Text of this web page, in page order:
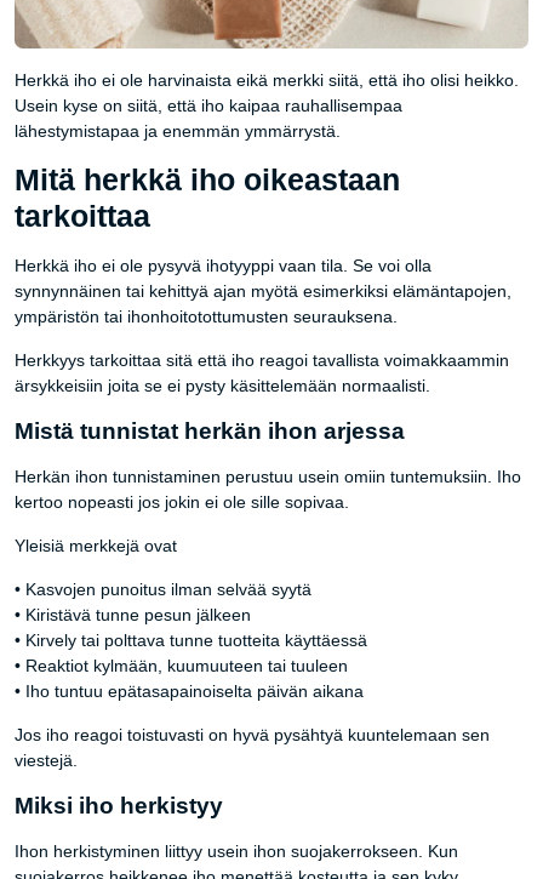
Herkkä iho ei ole harvinaista eikä merkki siitä, että iho olisi heikko.
Usein kyse on siitä, että iho kaipaa rauhallisempaa
lähestymistapaa ja enemmän ymmärrystä.
Mitä herkkä iho oikeastaan
tarkoittaa
Herkkä iho ei ole pysyvä ihotyyppi vaan tila. Se voi olla
synnynnäinen tai kehittyä ajan myötä esimerkiksi elämäntapojen,
ympäristön tai ihonhoitotottumusten seurauksena.
Herkkyys tarkoittaa sitä että iho reagoi tavallista voimakkaammin
ärsykkeisiin joita se ei pysty käsittelemään normaalisti.
Mistä tunnistat herkän ihon arjessa
Herkän ihon tunnistaminen perustuu usein omiin tuntemuksiin. Iho
kertoo nopeasti jos jokin ei ole sille sopivaa.
Yleisiä merkkejä ovat
• Kasvojen punoitus ilman selvää syytä
• Kiristävä tunne pesun jälkeen
• Kirvely tai polttava tunne tuotteita käyttäessä
• Reaktiot kylmään, kuumuuteen tai tuuleen
• Iho tuntuu epätasapainoiselta päivän aikana
Jos iho reagoi toistuvasti on hyvä pysähtyä kuuntelemaan sen
viestejä.
Miksi iho herkistyy
Ihon herkistyminen liittyy usein ihon suojakerrokseen. Kun